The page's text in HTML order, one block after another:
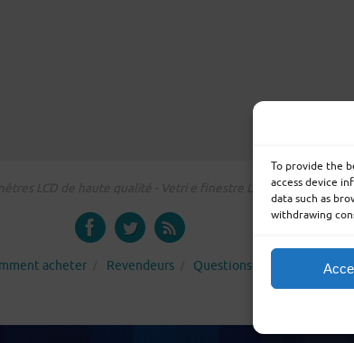
To provide the
access device
data such as
withdrawing
LCD de haute qualité - Vetri e finestre LCD su misura -
acheter Revendeurs Questions les plus